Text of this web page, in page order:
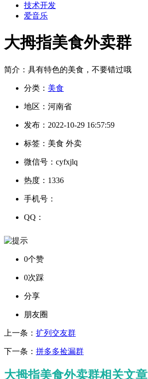
技术开发
爱音乐
大拇指美食外卖群
简介： 具有特色的美食，不要错过哦
分类： 美食
地区： 河南省
发布： 2022-10-29 16:57:59
标签： 美食 外卖
微信号： cyfxjlq
热度： 1336
手机号：
QQ：
0个赞
0次踩
分享
朋友圈
上一条： 扩列交友群
下一条： 拼多多捡漏群
大拇指美食外卖群相关文章